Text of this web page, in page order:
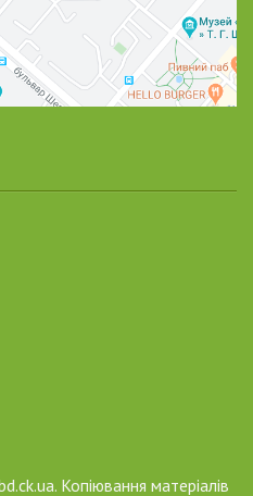
Копіювання матеріалів